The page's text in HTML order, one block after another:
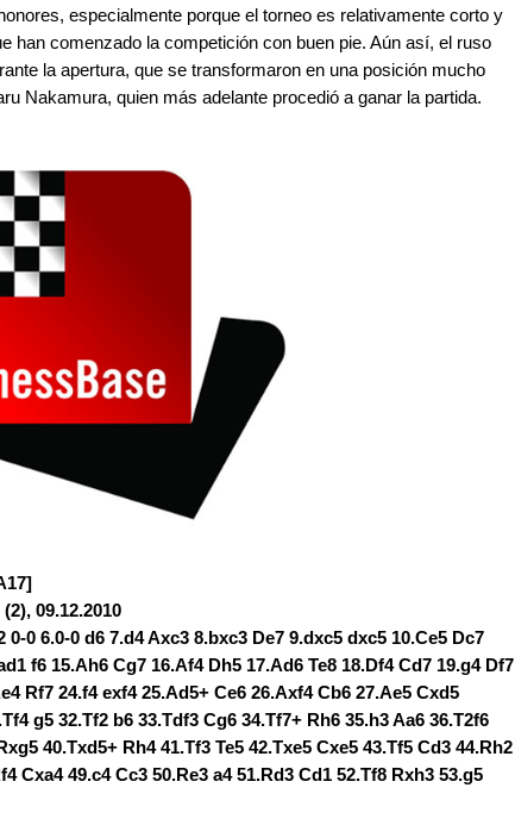
especialmente porque el torneo es relativamente corto y
han comenzado la competición con buen pie. Aún así, el ruso
la apertura, que se transformaron en una posición mucho
Nakamura, quien más adelante procedió a ganar la partida.
09.12.2010
0 6.0-0 d6 7.d4 Axc3 8.bxc3 De7 9.dxc5 dxc5 10.Ce5 Dc7
f6 15.Ah6 Cg7 16.Af4 Dh5 17.Ad6 Te8 18.Df4 Cd7 19.g4 Df7
Rf7 24.f4 exf4 25.Ad5+ Ce6 26.Axf4 Cb6 27.Ae5 Cxd5
g5 32.Tf2 b6 33.Tdf3 Cg6 34.Tf7+ Rh6 35.h3 Aa6 36.T2f6
40.Txd5+ Rh4 41.Tf3 Te5 42.Txe5 Cxe5 43.Tf5 Cd3 44.Rh2
Cxa4 49.c4 Cc3 50.Re3 a4 51.Rd3 Cd1 52.Tf8 Rxh3 53.g5